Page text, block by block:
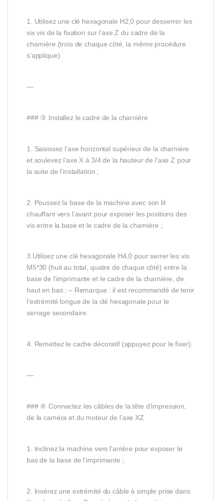
1. Utilisez une clé hexagonale H2,0 pour desserrer les
six vis de la fixation sur l’axe Z du cadre de la
charnière (trois de chaque côté, la même procédure
s’applique).
—
### ③ Installez le cadre de la charnière
1. Saisissez l’axe horizontal supérieur de la charnière
et soulevez l’axe X à 3/4 de la hauteur de l’axe Z pour
la suite de l’installation ;
2. Poussez la base de la machine avec son lit
chauffant vers l’avant pour exposer les positions des
vis entre la base et le cadre de la charnière ;
3.Utilisez une clé hexagonale H4,0 pour serrer les vis
M5*30 (huit au total, quatre de chaque côté) entre la
base de l’imprimante et le cadre de la charnière, de
haut en bas ; – Remarque : il est recommandé de tenir
l’extrémité longue de la clé hexagonale pour le
serrage secondaire.
4. Remettez le cache décoratif (appuyez pour le fixer).
—
### ④ Connectez les câbles de la tête d’impression,
de la caméra et du moteur de l’axe XZ
1. Inclinez la machine vers l’arrière pour exposer le
bas de la base de l’imprimante ;
2. Insérez une extrémité du câble à simple prise dans